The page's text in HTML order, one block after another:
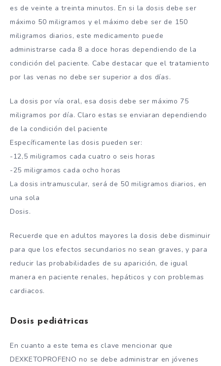
es de veinte a treinta minutos. En si la dosis debe ser
máximo 50 miligramos y el máximo debe ser de 150
miligramos diarios, este medicamento puede
administrarse cada 8 a doce horas dependiendo de la
condición del paciente. Cabe destacar que el tratamiento
por las venas no debe ser superior a dos días.
La dosis por vía oral, esa dosis debe ser máximo 75
miligramos por día. Claro estas se enviaran dependiendo
de la condición del paciente
Específicamente las dosis pueden ser:
-12,5 miligramos cada cuatro o seis horas
-25 miligramos cada ocho horas
La dosis intramuscular, será de 50 miligramos diarios, en
una sola
Dosis.
Recuerde que en adultos mayores la dosis debe disminuir
para que los efectos secundarios no sean graves, y para
reducir las probabilidades de su aparición, de igual
manera en paciente renales, hepáticos y con problemas
cardiacos.
Dosis pediátricas
En cuanto a este tema es clave mencionar que
DEXKETOPROFENO no se debe administrar en jóvenes